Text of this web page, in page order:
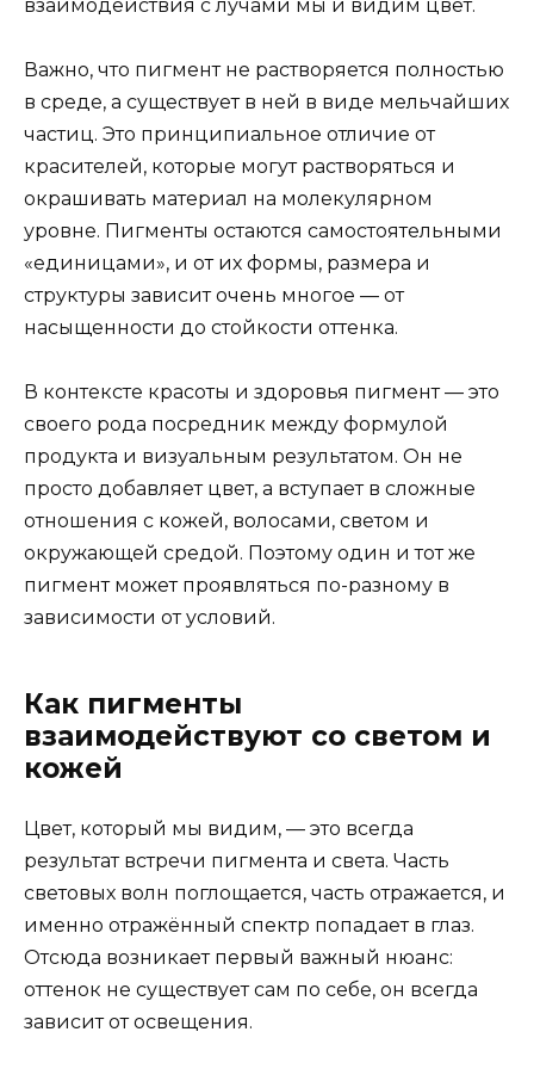
взаимодействия с лучами мы и видим цвет.
Важно, что пигмент не растворяется полностью
в среде, а существует в ней в виде мельчайших
частиц. Это принципиальное отличие от
красителей, которые могут растворяться и
окрашивать материал на молекулярном
уровне. Пигменты остаются самостоятельными
«единицами», и от их формы, размера и
структуры зависит очень многое — от
насыщенности до стойкости оттенка.
В контексте красоты и здоровья пигмент — это
своего рода посредник между формулой
продукта и визуальным результатом. Он не
просто добавляет цвет, а вступает в сложные
отношения с кожей, волосами, светом и
окружающей средой. Поэтому один и тот же
пигмент может проявляться по-разному в
зависимости от условий.
Как пигменты
взаимодействуют со светом и
кожей
Цвет, который мы видим, — это всегда
результат встречи пигмента и света. Часть
световых волн поглощается, часть отражается, и
именно отражённый спектр попадает в глаз.
Отсюда возникает первый важный нюанс:
оттенок не существует сам по себе, он всегда
зависит от освещения.